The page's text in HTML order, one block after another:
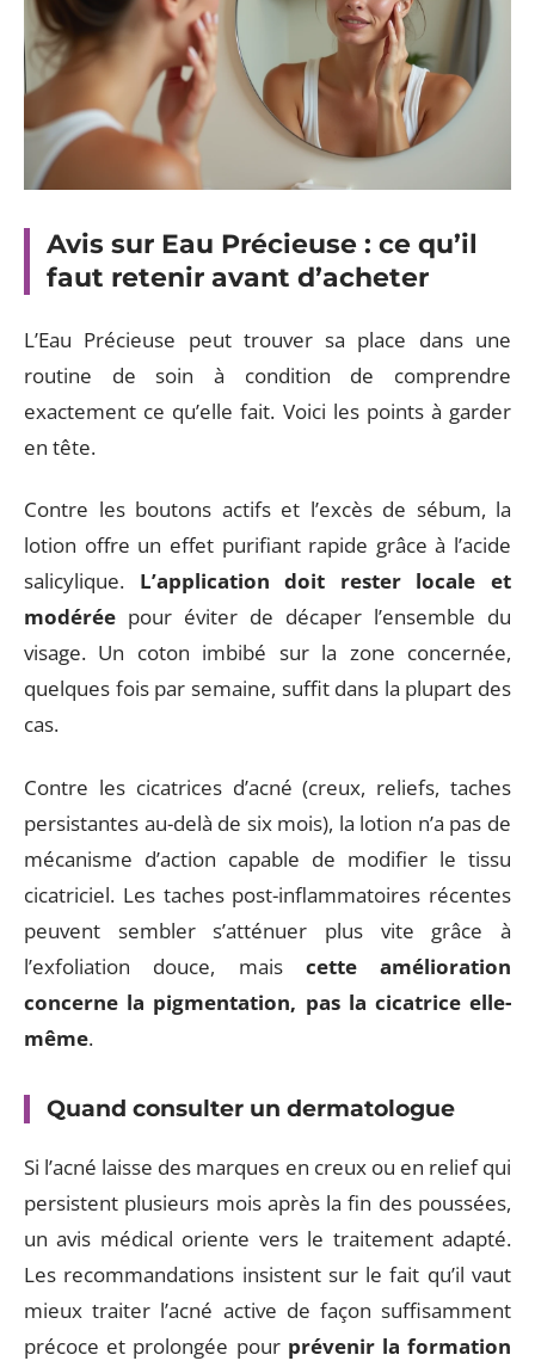
Avis sur Eau Précieuse : ce qu’il
faut retenir avant d’acheter
L’Eau Précieuse peut trouver sa place dans une
routine de soin à condition de comprendre
exactement ce qu’elle fait. Voici les points à garder
en tête.
Contre les boutons actifs et l’excès de sébum, la
lotion offre un effet purifiant rapide grâce à l’acide
salicylique. L’application doit rester locale et
modérée pour éviter de décaper l’ensemble du
visage. Un coton imbibé sur la zone concernée,
quelques fois par semaine, suffit dans la plupart des
cas.
Contre les cicatrices d’acné (creux, reliefs, taches
persistantes au-delà de six mois), la lotion n’a pas de
mécanisme d’action capable de modifier le tissu
cicatriciel. Les taches post-inflammatoires récentes
peuvent sembler s’atténuer plus vite grâce à
l’exfoliation douce, mais cette amélioration
concerne la pigmentation, pas la cicatrice elle-
même.
Quand consulter un dermatologue
Si l’acné laisse des marques en creux ou en relief qui
persistent plusieurs mois après la fin des poussées,
un avis médical oriente vers le traitement adapté.
Les recommandations insistent sur le fait qu’il vaut
mieux traiter l’acné active de façon suffisamment
précoce et prolongée pour prévenir la formation